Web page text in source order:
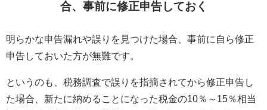
合、事前に修正申告しておく
明らかな申告漏れや誤りを見つけた場合、事前に自ら修正
申告しておいた方が無難です。
というのも、税務調査で誤りを指摘されてから修正申告し
た場合、新たに納めることになった税金の10％～15％相当